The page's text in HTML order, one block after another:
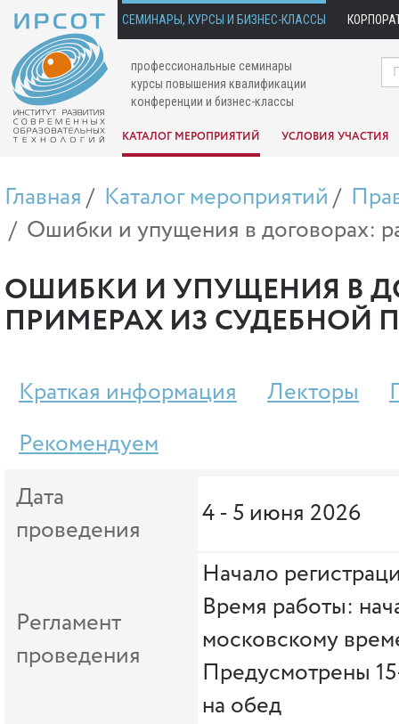
СЕМИНАРЫ, КУРСЫ И БИЗНЕС-КЛАССЫ
профессиональные семинары
курсы повышения квалификации
конференции и бизнес-классы
КАТАЛОГ МЕРОПРИЯТИЙ УСЛОВИЯ УЧАСТИЯ
Главная Каталог мероприятий
Ошибки и упущения в договорах:
ОШИБКИ И УПУЩЕНИЯ В
ПРИМЕРАХ ИЗ СУДЕБНОЙ
Краткая информация Лекторы
Рекомендуем
Дата
проведения
4 - 5 июня 2026
Регламент
проведения
Начало
Время работы:
московскому
Предусмотрены
на обед